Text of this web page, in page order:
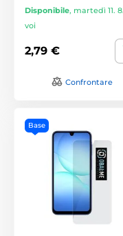
Disponibile, martedì 11.
voi
2,79 €
Confrontare
Base